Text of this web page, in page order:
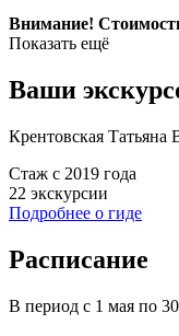
Внимание!
Показать ещё
Ваши
Крентовская Татьяна
Стаж с 2019 года
22 экскурcии
Подробнее о гиде
Расписание
В период с 1 мая по